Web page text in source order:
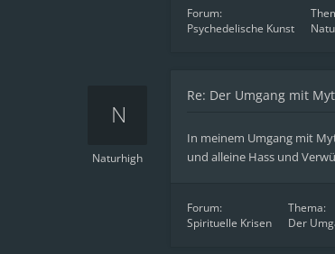
Forum:
Psychedelische Kunst
Naturhigh
Re: Der Umgang mit
In meinem Umgang mit
und alleine Hass und
Forum:
Spirituelle Krisen
Thema:
Der